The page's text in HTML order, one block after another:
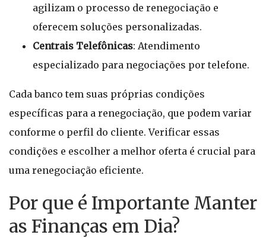
agilizam o processo de renegociação e
oferecem soluções personalizadas.
Centrais Telefônicas: Atendimento
especializado para negociações por telefone.
Cada banco tem suas próprias condições
específicas para a renegociação, que podem variar
conforme o perfil do cliente. Verificar essas
condições e escolher a melhor oferta é crucial para
uma renegociação eficiente.
Por que é Importante Manter
as Finanças em Dia?